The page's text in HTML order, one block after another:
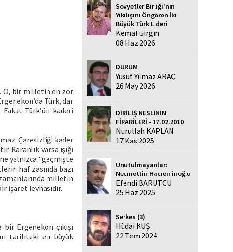
O, bir milletin en zor
Türk, dar
Fakat Türk’ün kaderi
Çaresizliği kader
Karanlık varsa ışığı
yalnızca “geçmişte
hafızasında bazı
milletin
işaret levhasıdır.
Ergenekon çıkışı
tarihteki en büyük
Sovyetler Birliği'nin
Yıkılışını Öngören İki
Büyük Türk Lideri
Kemal Girgin
08 Haz 2026
DURUM
Yusuf Yılmaz ARAÇ
26 May 2026
DİRİLİŞ NESLİNİN
FİRARÎLERİ - 17.02.2010
Nurullah KAPLAN
17 Kas 2025
Unutulmayanlar:
Necmettin Hacıeminoğlu
Efendi BARUTCU
25 Haz 2025
Serkes (3)
Hüdai KUŞ
22 Tem 2024